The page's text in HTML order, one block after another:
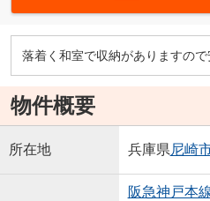
落着く和室で収納がありますので
物件概要
所在地 兵庫県尼崎
阪急神戸本